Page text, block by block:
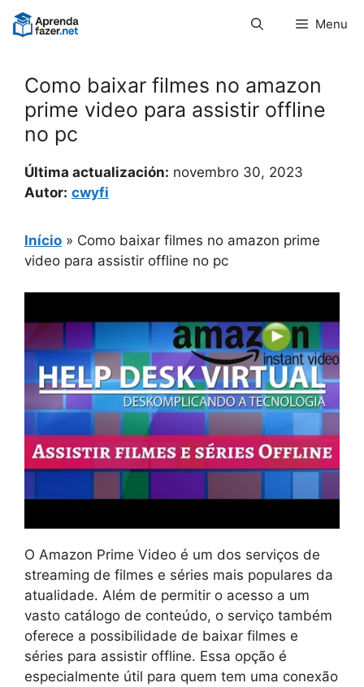
Pular
para
Menu
Como baixar filmes no amazon
prime video para assistir offline
no pc
Última actualización: novembro 30, 2023
Autor: cwyfi
Início » Como baixar filmes no amazon prime
video para assistir offline no pc
O Amazon Prime Video é um dos serviços de
streaming de filmes e séries mais populares da
atualidade. Além de permitir o acesso a um
vasto catálogo de conteúdo, o serviço também
oferece a possibilidade de baixar filmes e
séries para assistir offline. Essa opção é
especialmente útil para quem tem uma conexão